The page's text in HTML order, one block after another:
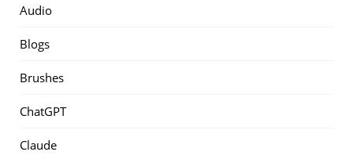
Audio
Blogs
Brushes
ChatGPT
Claude